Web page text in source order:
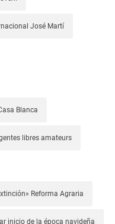
José Martí
Blanca
libres amateurs
Reforma Agraria
inicio de la época navideña